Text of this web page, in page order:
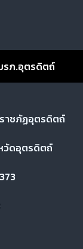
รภ.อุตรดิตถ์
าชภัฏอุตรดิตถ์
วัดอุตรดิตถ์